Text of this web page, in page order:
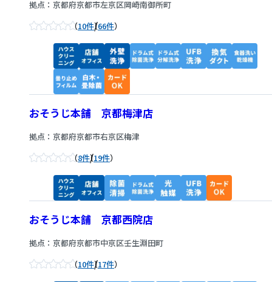
拠点：京都府京都市左京区岡崎南御所町
10件/66件
おそうじ本舗 京都梅津店
拠点：京都府京都市右京区梅津
8件/19件
おそうじ本舗 京都西院店
拠点：京都府京都市中京区壬生淵田町
10件/17件